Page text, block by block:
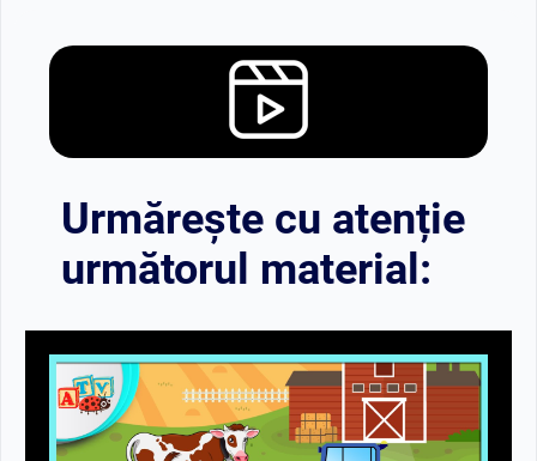
Urmărește cu atenție
următorul material: